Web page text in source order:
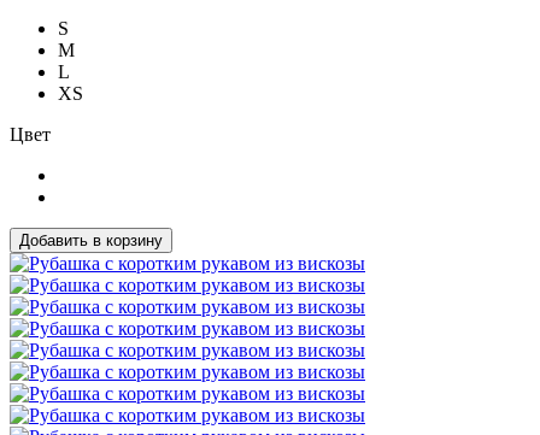
S
M
L
XS
Цвет
Добавить в корзину